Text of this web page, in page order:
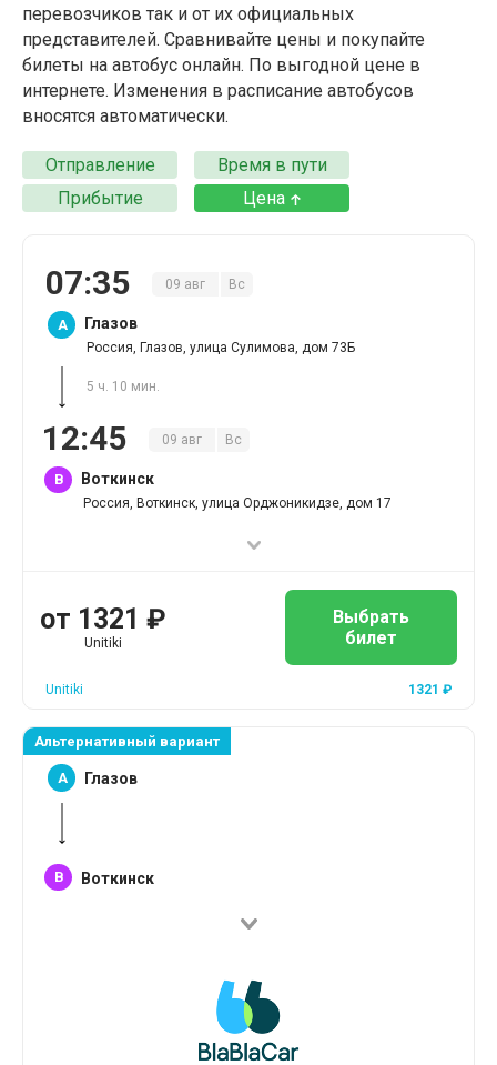
перевозчиков так и от их официальных
представителей. Сравнивайте цены и покупайте
билеты на автобус онлайн. По выгодной цене в
интернете. Изменения в расписание автобусов
вносятся автоматически.
Отправление
Время в пути
Прибытие
Цена
07:35 09 авг Вс
A Глазов
Россия, Глазов, улица Сулимова, дом 73Б
5 ч. 10 мин.
12:45 09 авг Вс
B Воткинск
Россия, Воткинск, улица Орджоникидзе, дом 17
от 1321 ₽
Unitiki
Выбрать
билет
Unitiki 1321 ₽
Альтернативный вариант
A Глазов
B Воткинск